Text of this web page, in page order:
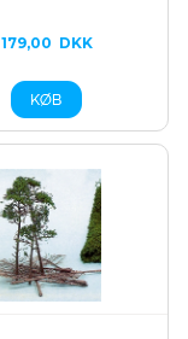
179,00 DKK